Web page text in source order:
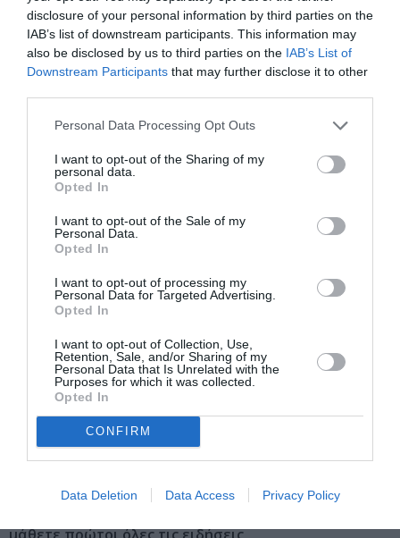
disclosure of your personal information by third parties on the
IAB’s list of downstream participants. This information may
also be disclosed by us to third parties on the IAB’s List of
Downstream Participants that may further disclose it to other
Personal Data Processing Opt Outs
I want to opt-out of the Sharing of my
personal data.
Opted In
I want to opt-out of the Sale of my
Personal Data.
Opted In
I want to opt-out of processing my
Personal Data for Targeted Advertising.
Opted In
I want to opt-out of Collection, Use,
Retention, Sale, and/or Sharing of my
Personal Data that Is Unrelated with the
Purposes for which it was collected.
Opted In
CONFIRM
Data Deletion Data Access Privacy Policy
επαναφέρουν στη μνήμη τους και να παλέψουν ν’
αφήσουν έναν πολύ καλύτερο κόσμο από αυτόν που
παρέλαβαν.
σημαίνει χειροδράπανο (τρυπάνι χειρός) και, όπως
λέμε, παλεύουμε μέσα από την τέχνη μας να ανοίξουμε
μια ρωγμή ελπίδας στον τοίχο της μιζέριας που
σμιλεύεται για χρόνια από την εξουσία, ώστε το
ανήσυχο μάτι του σύγχρονου ανθρώπου να μπορεί να
δει από ‘κει μέσα το όμορφο μέλλον που μπορούμε να
κατακτήσουμε.
***
Κάθε Κυριακή στις 11:30 | Και καθημερινές για σχολεία
και συλλόγους
Θέατρο Άβατον, Ευπατριδών 3, Κεραμεικός, Αθήνα
Διαβάστε επίσης:
Το Γαϊτανάκι, της Ζωρζ Σαρή από τον θίασο MATICAPI στο